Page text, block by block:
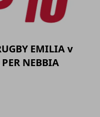
EMILIA v
PER NEBBIA